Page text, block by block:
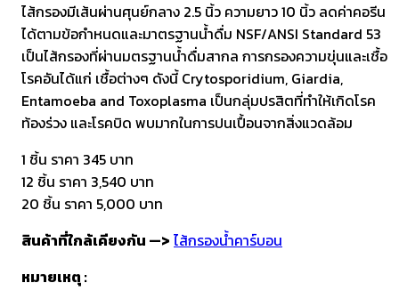
ไส้กรองมีเส้นผ่านศุนย์กลาง 2.5 นิ้ว ความยาว 10 นิ้ว ลดค่าคอรีน
ได้ตามข้อกำหนดและมาตรฐานน้ำดื่ม NSF/ANSI Standard 53
เป็นไส้กรองที่ผ่านมตรฐานน้ำดื่มสากล การกรองความขุ่นและเชื้อ
โรคอันได้แก่ เชื้อต่างๆ ดังนี้ Crytosporidium, Giardia,
Entamoeba and Toxoplasma เป็นกลุ่มปรสิตที่ทำให้เกิดโรค
ท้องร่วง และโรคบิด พบมากในการปนเปื้อนจากสิ่งแวดล้อม
1 ชิ้น ราคา 345 บาท
12 ชิ้น ราคา 3,540 บาท
20 ชิ้น ราคา 5,000 บาท
สินค้าที่ใกล้เคียงกัน —> ไส้กรองน้ำคาร์บอน
หมายเหตุ :